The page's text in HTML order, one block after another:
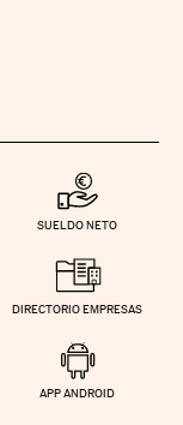
SUELDO NETO
DIRECTORIO EMPRESAS
APP ANDROID